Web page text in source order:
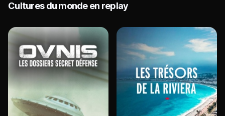
Cultures du monde en replay